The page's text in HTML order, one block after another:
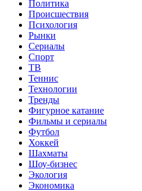
Политика
Происшествия
Психология
Рынки
Сериалы
Спорт
ТВ
Теннис
Технологии
Тренды
Фигурное катание
Фильмы и сериалы
Футбол
Хоккей
Шахматы
Шоу-бизнес
Экология
Экономика